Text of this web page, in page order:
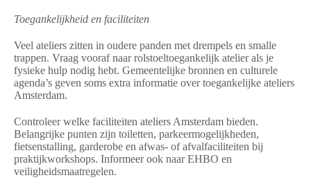
Toegankelijkheid en faciliteiten
Veel ateliers zitten in oudere panden met drempels en smalle
trappen. Vraag vooraf naar rolstoeltoegankelijk atelier als je
fysieke hulp nodig hebt. Gemeentelijke bronnen en culturele
agenda’s geven soms extra informatie over toegankelijke ateliers
Amsterdam.
Controleer welke faciliteiten ateliers Amsterdam bieden.
Belangrijke punten zijn toiletten, parkeermogelijkheden,
fietsenstalling, garderobe en afwas- of afvalfaciliteiten bij
praktijkworkshops. Informeer ook naar EHBO en
veiligheidsmaatregelen.